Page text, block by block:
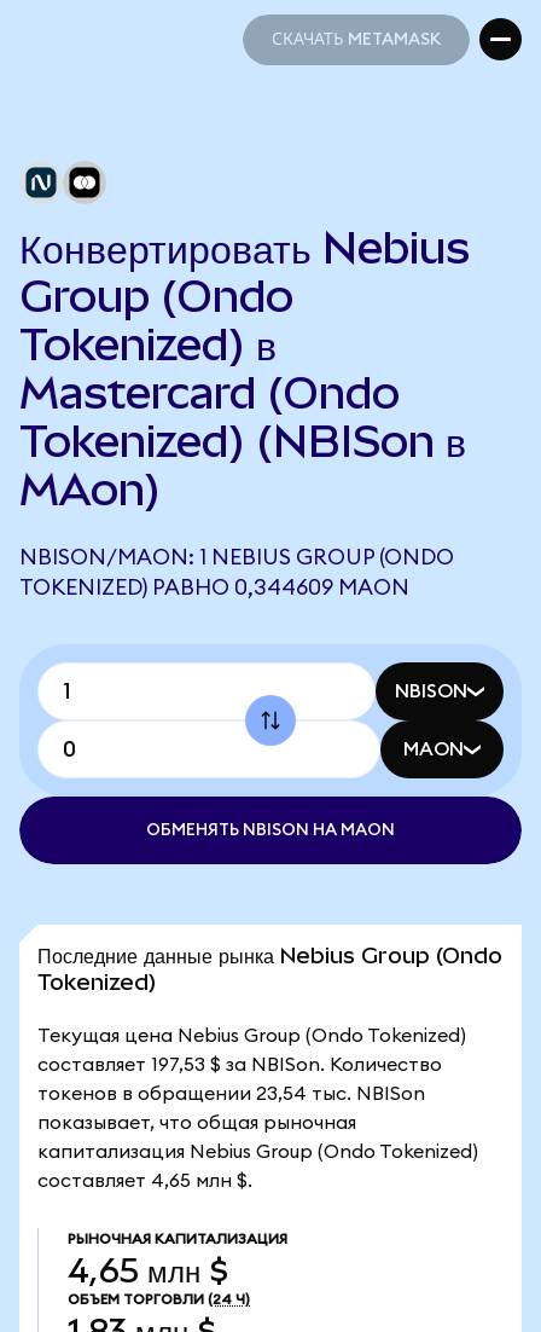
СКАЧАТЬ METAMASK
Конвертировать Nebius
Group (Ondo
Tokenized) в
Mastercard (Ondo
Tokenized) (NBISon в
MAon)
NBISON/MAON: 1 NEBIUS GROUP (ONDO
TOKENIZED) РАВНО 0,344609 MAON
NBISON
MAON
ОБМЕНЯТЬ NBISON НА MAON
Последние данные рынка Nebius Group (Ondo
Tokenized)
Текущая цена Nebius Group (Ondo Tokenized)
составляет 197,53 $ за NBISon. Количество
токенов в обращении 23,54 тыс. NBISon
показывает, что общая рыночная
капитализация Nebius Group (Ondo Tokenized)
составляет 4,65 млн $.
РЫНОЧНАЯ КАПИТАЛИЗАЦИЯ
4,65 млн $
ОБЪЕМ ТОРГОВЛИ (24 Ч)